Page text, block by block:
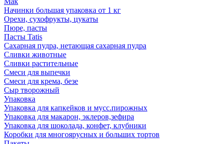
Начинки большая упаковка от 1 кг
Орехи, сухофрукты, цукаты
Пюре, пасты
Пасты Tatis
Сахарная пудра, нетающая сахарная пудра
Сливки животные
Сливки растительные
Смеси для выпечки
Смеси для крема, безе
Сыр творожный
Упаковка
Упаковка для капкейков и мусс.пирожных
Упаковка для макарон, эклеров,зефира
Упаковка для шоколада, конфет, клубники
Коробки для многоярусных и больших тортов